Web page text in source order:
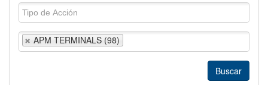
APM TERMINALS (98)